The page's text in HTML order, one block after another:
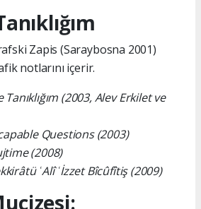
Zapis (Saraybosna 2001)
notlarını içerir.
(2003, Alev Erkilet ve
Questions (2003)
(2008)
ʿAlî ʿİzzet Bîcûfîtiş (2009)